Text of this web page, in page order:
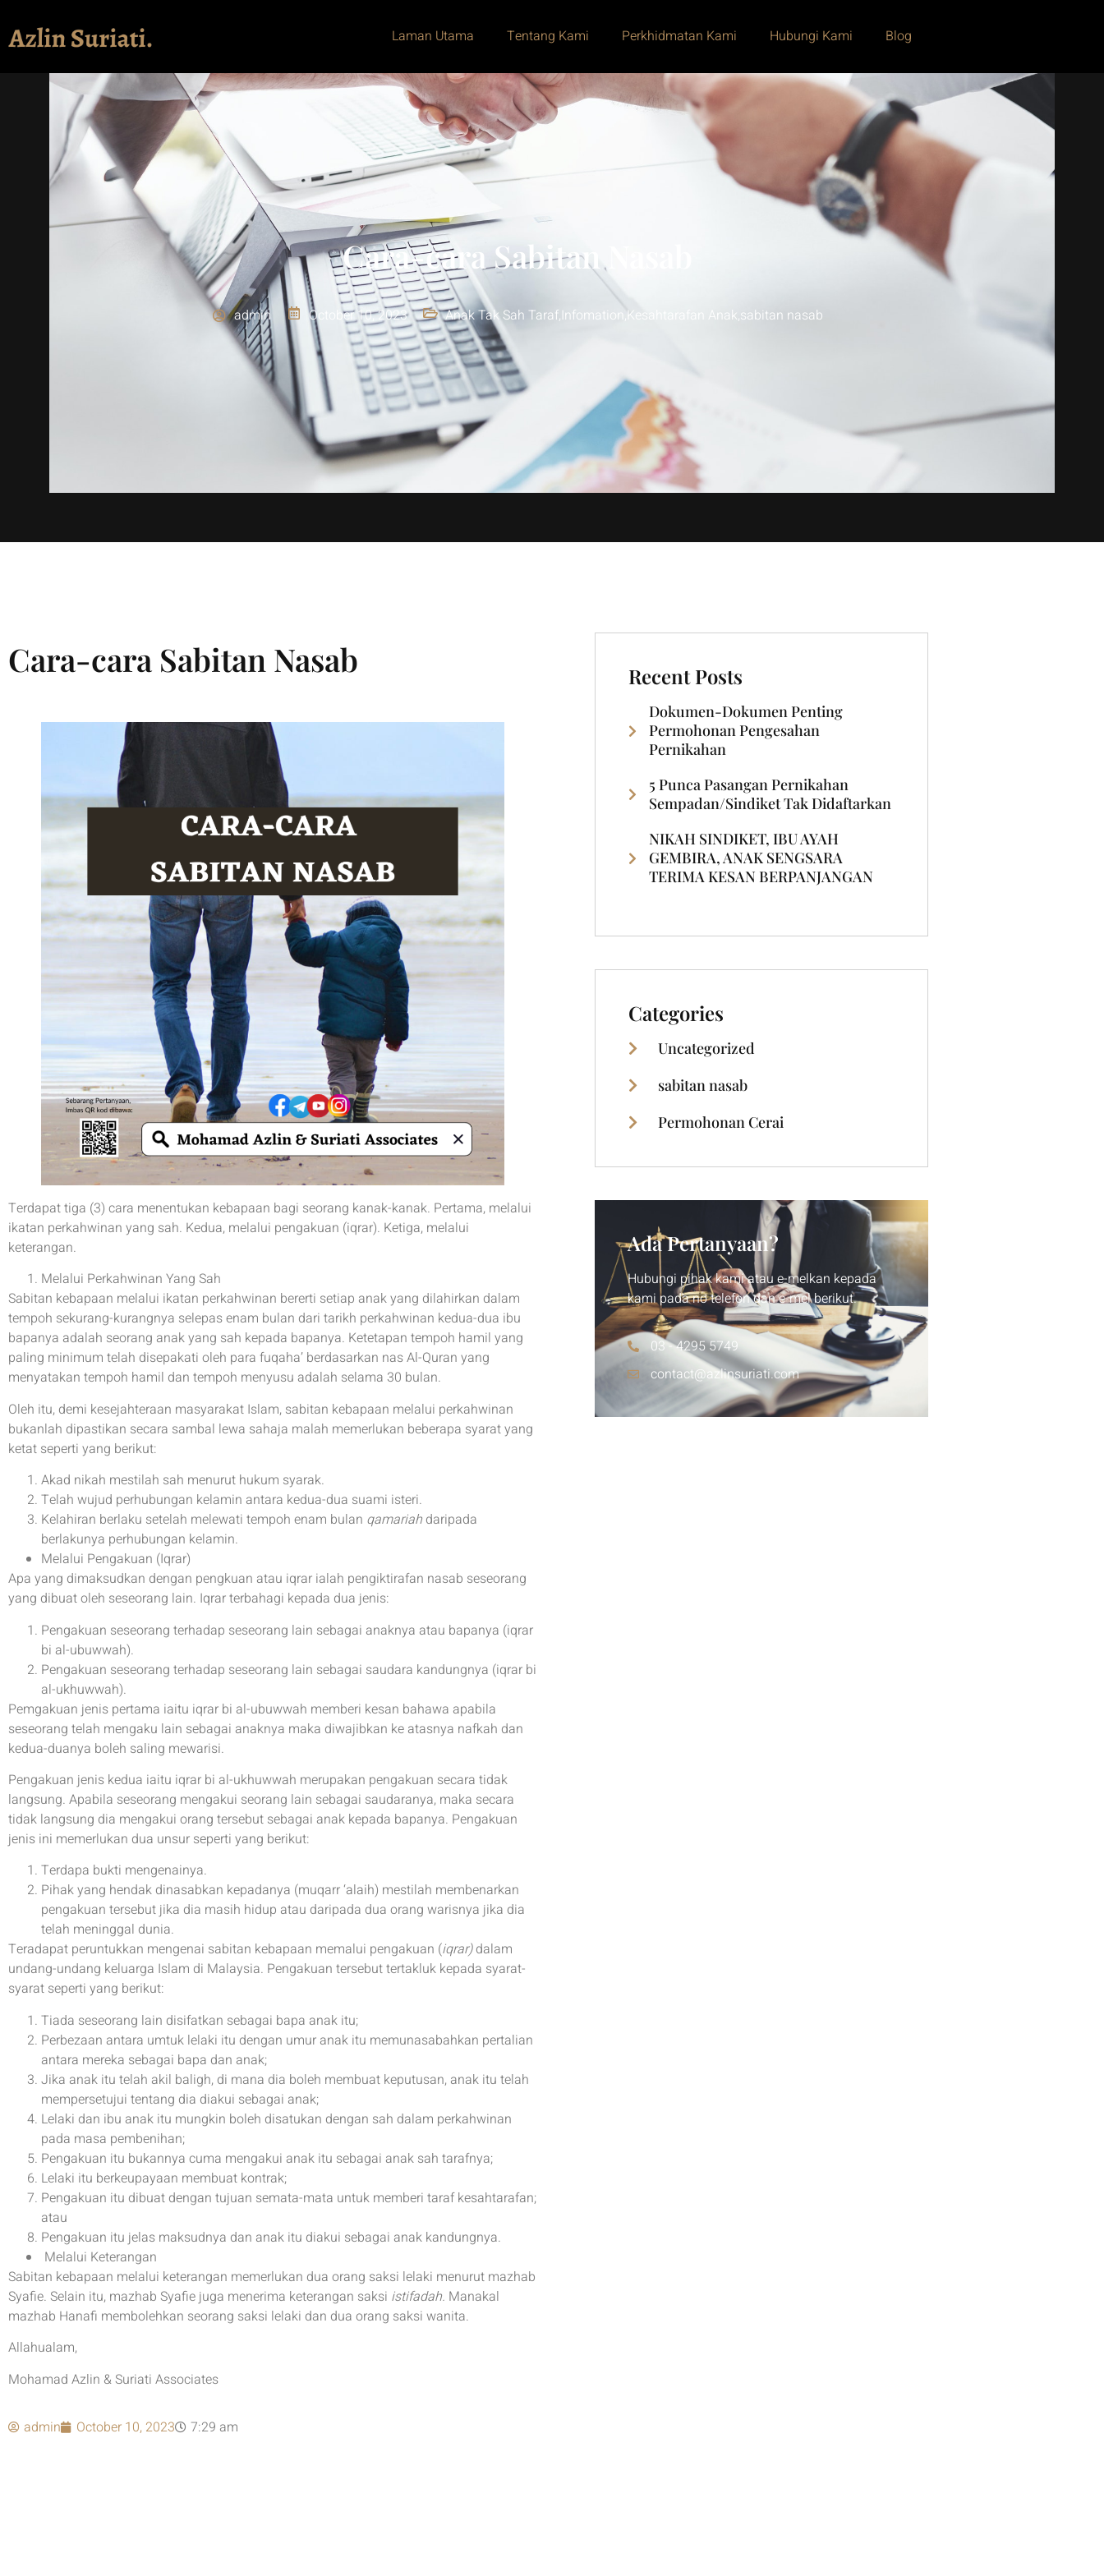
Laman Utama Tentang Kami Perkhidmatan Kami Hubungi Kami Blog
Cara-cara Sabitan Nasab
admin October 10, 2023 Anak Tak Sah Taraf,Infomation,Kesahtarafan Anak,sabitan nasab
Cara-cara Sabitan Nasab
Terdapat tiga (3) cara menentukan kebapaan bagi seorang kanak-kanak. Pertama, melalui
ikatan perkahwinan yang sah. Kedua, melalui pengakuan (iqrar). Ketiga, melalui
keterangan.
Melalui Perkahwinan Yang Sah
Sabitan kebapaan melalui ikatan perkahwinan bererti setiap anak yang dilahirkan dalam
tempoh sekurang-kurangnya selepas enam bulan dari tarikh perkahwinan kedua-dua ibu
bapanya adalah seorang anak yang sah kepada bapanya. Ketetapan tempoh hamil yang
paling minimum telah disepakati oleh para fuqaha’ berdasarkan nas Al-Quran yang
menyatakan tempoh hamil dan tempoh menyusu adalah selama 30 bulan.
Oleh itu, demi kesejahteraan masyarakat Islam, sabitan kebapaan melalui perkahwinan
bukanlah dipastikan secara sambal lewa sahaja malah memerlukan beberapa syarat yang
ketat seperti yang berikut:
Akad nikah mestilah sah menurut hukum syarak.
Telah wujud perhubungan kelamin antara kedua-dua suami isteri.
Kelahiran berlaku setelah melewati tempoh enam bulan qamariah daripada
berlakunya perhubungan kelamin.
Melalui Pengakuan (Iqrar)
Apa yang dimaksudkan dengan pengkuan atau iqrar ialah pengiktirafan nasab seseorang
yang dibuat oleh seseorang lain. Iqrar terbahagi kepada dua jenis:
Pengakuan seseorang terhadap seseorang lain sebagai anaknya atau bapanya (iqrar
bi al-ubuwwah).
Pengakuan seseorang terhadap seseorang lain sebagai saudara kandungnya (iqrar bi
al-ukhuwwah).
Pemgakuan jenis pertama iaitu iqrar bi al-ubuwwah memberi kesan bahawa apabila
seseorang telah mengaku lain sebagai anaknya maka diwajibkan ke atasnya nafkah dan
kedua-duanya boleh saling mewarisi.
Pengakuan jenis kedua iaitu iqrar bi al-ukhuwwah merupakan pengakuan secara tidak
langsung. Apabila seseorang mengakui seorang lain sebagai saudaranya, maka secara
tidak langsung dia mengakui orang tersebut sebagai anak kepada bapanya. Pengakuan
jenis ini memerlukan dua unsur seperti yang berikut:
Terdapa bukti mengenainya.
Pihak yang hendak dinasabkan kepadanya (muqarr ‘alaih) mestilah membenarkan
pengakuan tersebut jika dia masih hidup atau daripada dua orang warisnya jika dia
telah meninggal dunia.
Teradapat peruntukkan mengenai sabitan kebapaan memalui pengakuan (iqrar)dalam
undang-undang keluarga Islam di Malaysia. Pengakuan tersebut tertakluk kepada syarat-
syarat seperti yang berikut:
Tiada seseorang lain disifatkan sebagai bapa anak itu;
Perbezaan antara umtuk lelaki itu dengan umur anak itu memunasabahkan pertalian
antara mereka sebagai bapa dan anak;
Jika anak itu telah akil baligh, di mana dia boleh membuat keputusan, anak itu telah
mempersetujui tentang dia diakui sebagai anak;
Lelaki dan ibu anak itu mungkin boleh disatukan dengan sah dalam perkahwinan
pada masa pembenihan;
Pengakuan itu bukannya cuma mengakui anak itu sebagai anak sah tarafnya;
Lelaki itu berkeupayaan membuat kontrak;
Pengakuan itu dibuat dengan tujuan semata-mata untuk memberi taraf kesahtarafan;
atau
Pengakuan itu jelas maksudnya dan anak itu diakui sebagai anak kandungnya.
Melalui Keterangan
Sabitan kebapaan melalui keterangan memerlukan dua orang saksi lelaki menurut mazhab
Syafie. Selain itu, mazhab Syafie juga menerima keterangan saksi istifadah. Manakal
mazhab Hanafi membolehkan seorang saksi lelaki dan dua orang saksi wanita.
Allahualam,
Mohamad Azlin & Suriati Associates
admin October 10, 2023 7:29 am
Recent Posts
Dokumen-Dokumen Penting
Permohonan Pengesahan
Pernikahan
5 Punca Pasangan Pernikahan
Sempadan/Sindiket Tak Didaftarkan
NIKAH SINDIKET, IBU AYAH
GEMBIRA, ANAK SENGSARA
TERIMA KESAN BERPANJANGAN
Categories
Uncategorized
sabitan nasab
Permohonan Cerai
Ada Pertanyaan?
Hubungi pihak kami atau e-melkan kepada
kami pada no telefon dan e-mel berikut.
03 - 4295 5749
contact@azlinsuriati.com